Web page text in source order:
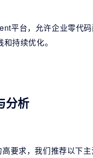
平台，允许企业零代
持续优化。
分析
要求，我们推荐以下主